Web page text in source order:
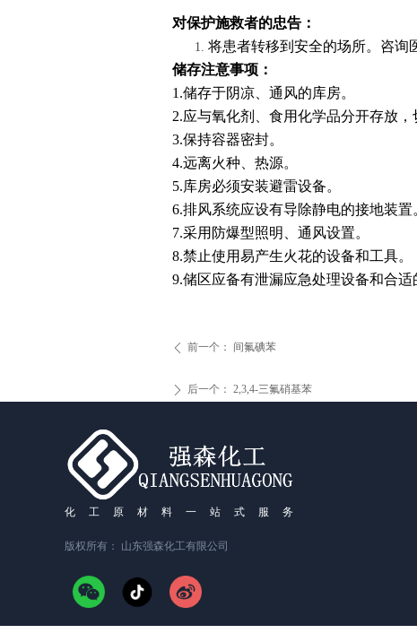
ꄴ 前一个： 间氟碘苯
ꄲ 后一个： 2,3,4-三氟硝基苯
对保护施救者的忠告：
将患者转移到安全的场所。咨询
储存注意事项：
1.储存于阴凉、通风的库房。
2.应与氧化剂、食用化学品分开存放，
3.保持容器密封。
4.远离火种、热源。
5.库房必须安装避雷设备。
6.排风系统应设有导除静电的接地装置
7.采用防爆型照明、通风设置。
8.禁止使用易产生火花的设备和工具。
9.储区应备有泄漏应急处理设备和合适
化工原材料一站式服务
版权所有： 山东强森化工有限公司